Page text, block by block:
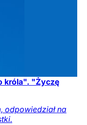
króla". "Życzę
odpowiedział na